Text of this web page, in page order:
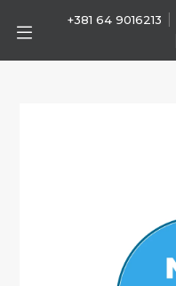
+381 64 9016213